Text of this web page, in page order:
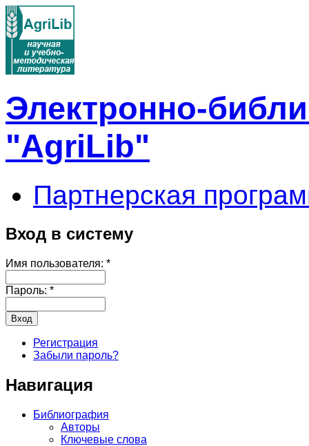
Электронно-
"AgriLib"
Партнерская
Вход в систему
Имя пользователя: *
Пароль: *
Регистрация
Забыли пароль?
Навигация
Библиография
Авторы
Ключевые слова